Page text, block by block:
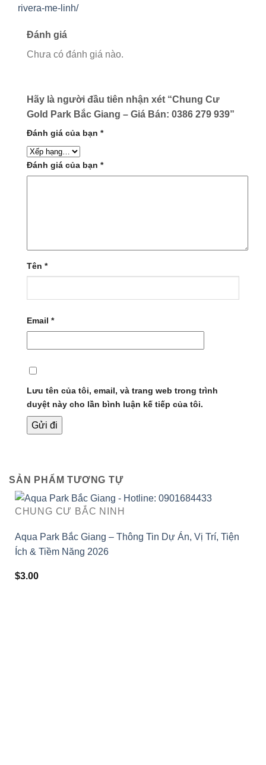
rivera-me-linh/
Đánh giá
Chưa có đánh giá nào.
Hãy là người đầu tiên nhận xét “Chung Cư
Gold Park Bắc Giang – Giá Bán: 0386 279 939”
Đánh giá của bạn *
Đánh giá của bạn *
Tên *
Email *
Lưu tên của tôi, email, và trang web trong trình
duyệt này cho lần bình luận kế tiếp của tôi.
SẢN PHẨM TƯƠNG TỰ
CHUNG CƯ BẮC NINH
Aqua Park Bắc Giang – Thông Tin Dự Án, Vị Trí, Tiện
Ích & Tiềm Năng 2026
$3.00